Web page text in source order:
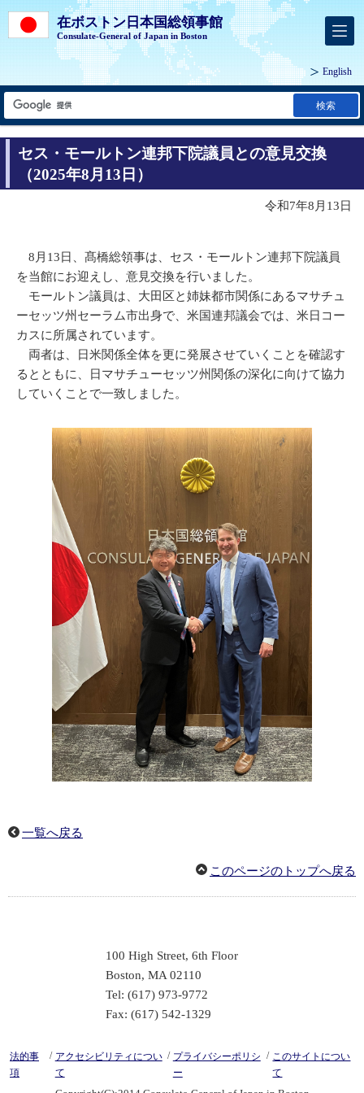
在ボストン日本国総領事館
Consulate-General of Japan in Boston
English
検索
セス・モールトン連邦下院議員との意見交換
（2025年8月13日）
令和7年8月13日
8月13日、髙橋総領事は、セス・モールトン連邦下院議員
を当館にお迎えし、意見交換を行いました。
モールトン議員は、大田区と姉妹都市関係にあるマサチュ
ーセッツ州セーラム市出身で、米国連邦議会では、米日コー
カスに所属されています。
両者は、日米関係全体を更に発展させていくことを確認す
るとともに、日マサチューセッツ州関係の深化に向けて協力
していくことで一致しました。
一覧へ戻る
このページのトップへ戻る
100 High Street, 6th Floor
Boston, MA 02110
Tel: (617) 973-9772
Fax: (617) 542-1329
法的事
項
/ アクセシビリティについ
て
/ プライバシーポリシ
ー
/ このサイトについ
て